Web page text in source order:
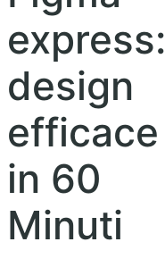
express:
design
efficace
in 60
Minuti